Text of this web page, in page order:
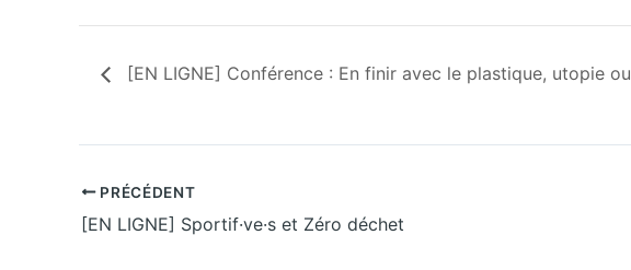
[EN LIGNE] Conférence : En finir avec le plastique, utopie
PRÉCÉDENT
[EN LIGNE] Sportif·ve·s et Zéro déchet